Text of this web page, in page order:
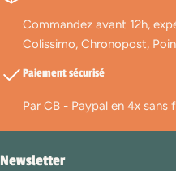
Commandez avant 12h,
Colissimo, Chronopost,
Paiement sécurisé
Par CB - Paypal en 4x sans
Newsletter